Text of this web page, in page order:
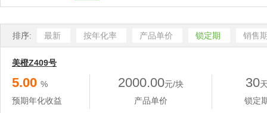
排序: 最新 按年化率 产品单价 锁定期 销售
美橙Z409号
5.00 %
预期年化收益
2000.00元/块
产品单价
30
锁定